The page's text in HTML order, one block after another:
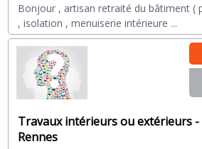
Bonjour , artisan retraité du bâtiment (
, isolation , menuiserie intérieure ...
Travaux intérieurs ou extérieurs
Rennes